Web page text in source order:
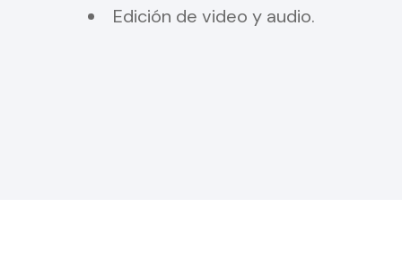
Edición de video y audio.